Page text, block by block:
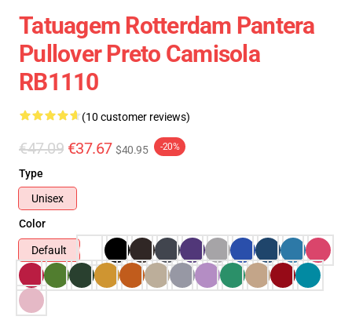
Tatuagem Rotterdam Pantera
Pullover Preto Camisola
RB1110
(10 customer reviews)
€47.09 €37.67 $40.95 -20%
Type
Unisex
Color
Default